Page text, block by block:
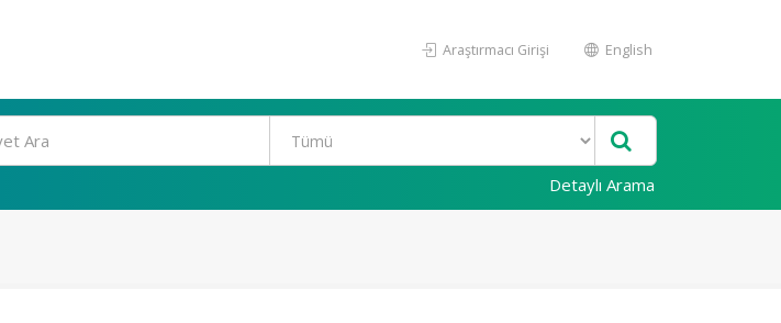
Araştırmacı Girişi English
Detaylı Arama